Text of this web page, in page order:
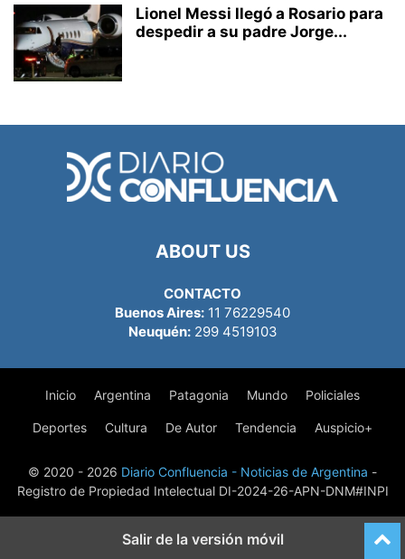
Lionel Messi llegó a Rosario para
despedir a su padre Jorge...
ABOUT US
CONTACTO
Buenos Aires: 11 76229540
Neuquén:299 4519103
Inicio Argentina Patagonia Mundo Policiales
Deportes Cultura De Autor Tendencia Auspicio+
© 2020 - 2026 Diario Confluencia - Noticias de Argentina -
Registro de Propiedad Intelectual DI-2024-26-APN-DNM#INPI
Salir de la versión móvil